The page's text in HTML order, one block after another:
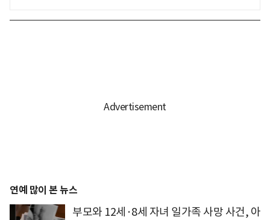
연예 많이 본 뉴스
부모와 12세·8세 자녀 일가족 사망 사건, 아